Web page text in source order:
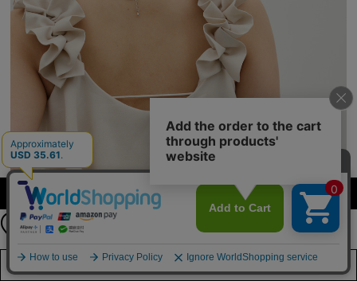
カラー・サイズを選択する
店舗在庫を見る
公式LINEアカウント
お友達登録で
最新情報を配信中
詳しくはこちら